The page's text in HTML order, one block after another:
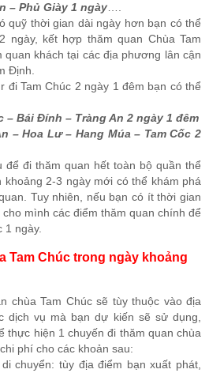
– Phủ Giày 1 ngày
thời gian dài ngày hơn bạn có thể
ngày, kết hợp thăm quan Chùa Tam
khách tại các địa phương lân cận
Định.
Chúc 2 ngày 1 đêm bạn có thể
– Bái Đính – Tràng An 2 ngày 1 đêm
– Hoa Lư – Hang Múa – Tam Cốc 2
thăm quan hết toàn bộ quần thể
khoảng 2-3 ngày mới có thể khám phá
Tuy nhiên, nếu bạn có ít thời gian
mình các điểm thăm quan chính để
1 ngày.
Tam Chúc trong ngày khoảng
Tam Chúc sẽ tùy thuộc vào địa
dịch vụ mà bạn dự kiến sẽ sử dụng,
thực hiện 1 chuyến đi thăm quan chùa
phí cho các khoản sau:
chuyển: tùy địa điểm bạn xuất phát,